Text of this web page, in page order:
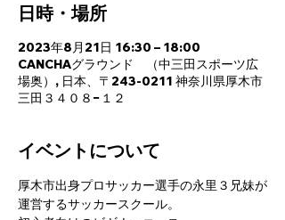
日時・場所
2023年8月21日 16:30 – 18:00
CANCHAグラウンド （中三田スポーツ広
場奥）, 日本、〒243-0211 神奈川県厚木市
三田３４０８−１２
イベントについて
厚木市出身プロサッカー選手の永里３兄妹が
運営するサッカースクール。